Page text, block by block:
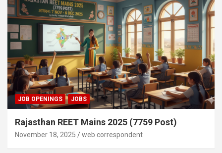
JOB OPENINGS JOBS
Rajasthan REET Mains 2025 (7759 Post)
November 18, 2025 web correspondent